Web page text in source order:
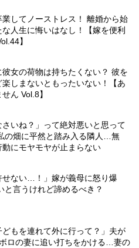
してノーストレス！ 離婚から始
人生に悔いはなし！【嫁を便利
】
女の荷物は持ちたくない？ 彼を
しまないともったいない！【あ
ん Vol.8】
さいね？」って絶対悪いと思って
の畑に平然と踏み入る隣人…無
にモヤモヤが止まらない
せない…！」嫁が義母に怒り爆
と言うけれど諦めるべき？
どもを連れて外に行って？」夫が
ロの妻に追い打ちをかける…妻の